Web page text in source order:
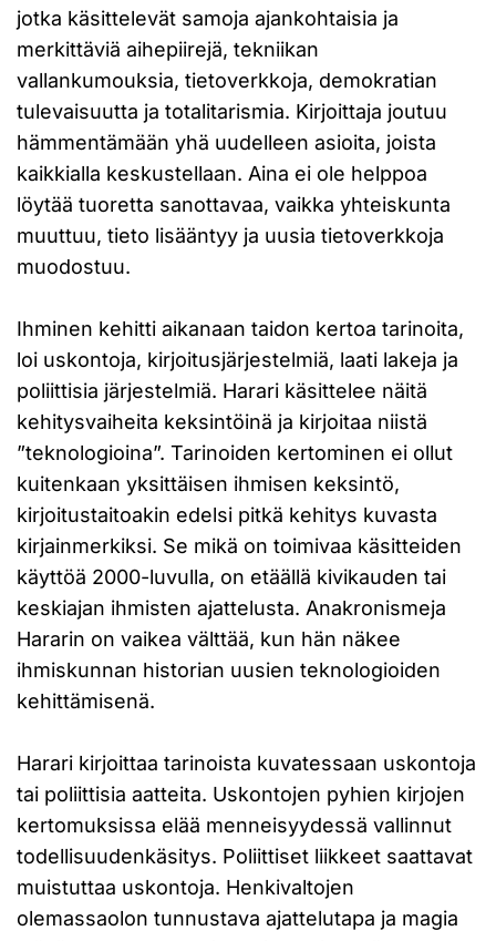
jotka käsittelevät samoja ajankohtaisia ja
merkittäviä aihepiirejä, tekniikan
vallankumouksia, tietoverkkoja, demokratian
tulevaisuutta ja totalitarismia. Kirjoittaja joutuu
hämmentämään yhä uudelleen asioita, joista
kaikkialla keskustellaan. Aina ei ole helppoa
löytää tuoretta sanottavaa, vaikka yhteiskunta
muuttuu, tieto lisääntyy ja uusia tietoverkkoja
muodostuu.
Ihminen kehitti aikanaan taidon kertoa tarinoita,
loi uskontoja, kirjoitusjärjestelmiä, laati lakeja ja
poliittisia järjestelmiä. Harari käsittelee näitä
kehitysvaiheita keksintöinä ja kirjoitaa niistä
”teknologioina”. Tarinoiden kertominen ei ollut
kuitenkaan yksittäisen ihmisen keksintö,
kirjoitustaitoakin edelsi pitkä kehitys kuvasta
kirjainmerkiksi. Se mikä on toimivaa käsitteiden
käyttöä 2000-luvulla, on etäällä kivikauden tai
keskiajan ihmisten ajattelusta. Anakronismeja
Hararin on vaikea välttää, kun hän näkee
ihmiskunnan historian uusien teknologioiden
kehittämisenä.
Harari kirjoittaa tarinoista kuvatessaan uskontoja
tai poliittisia aatteita. Uskontojen pyhien kirjojen
kertomuksissa elää menneisyydessä vallinnut
todellisuudenkäsitys. Poliittiset liikkeet saattavat
muistuttaa uskontoja. Henkivaltojen
olemassaolon tunnustava ajattelutapa ja magia